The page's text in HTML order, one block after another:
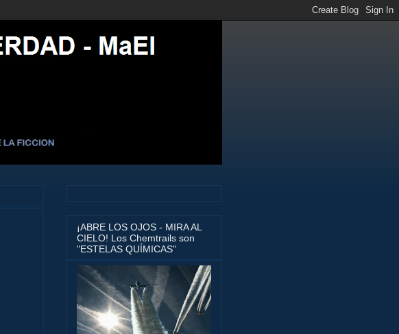
¡ABRE LOS OJOS - MIRA AL
CIELO! Los Chemtrails son
"ESTELAS QUÍMICAS"